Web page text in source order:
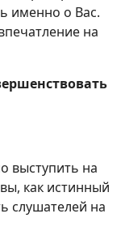
именно о Вас.
на
выступить на
как истинный
слушателей на